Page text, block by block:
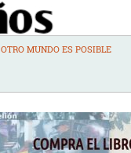
OTRO MUNDO ES POSIBLE